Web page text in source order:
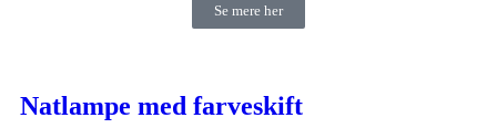
Se mere her
Natlampe med farveskift